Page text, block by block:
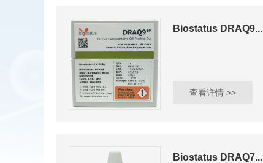
Biostatus DRAQ9...
查看详情 >>
Biostatus DRAQ7...